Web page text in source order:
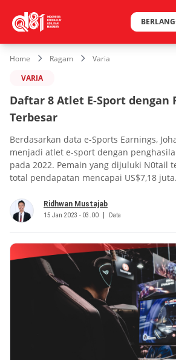
Home Ragam
Varia
VARIA
Daftar 8 Atlet E-Sport dengan
Terbesar
Berdasarkan data e-Sports Earnings,
menjadi atlet e-sport dengan
pada 2022. Pemain yang dijuluki N0tail
total pendapatan mencapai US$7,18 juta.
Ridhwan Mustajab
15 Jan 2023 - 03.00 Data